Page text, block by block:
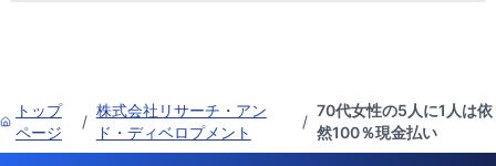
トップ
ページ
/
株式会社リサーチ・アン
ド・ディベロプメント
/
70代女性の5人に1人は依
然100％現金払い